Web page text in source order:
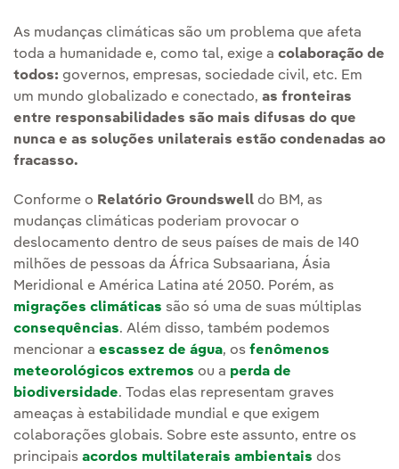
As mudanças climáticas são um problema que afeta
toda a humanidade e, como tal, exige a colaboração de
todos: governos, empresas, sociedade civil, etc. Em
um mundo globalizado e conectado, as fronteiras
entre responsabilidades são mais difusas do que
nunca e as soluções unilaterais estão condenadas ao
fracasso.
Conforme o Relatório Groundswell do BM, as
mudanças climáticas poderiam provocar o
deslocamento dentro de seus países de mais de 140
milhões de pessoas da África Subsaariana, Ásia
Meridional e América Latina até 2050. Porém, as
migrações climáticas são só uma de suas múltiplas
consequências. Além disso, também podemos
mencionar a escassez de água, os fenômenos
meteorológicos extremos ou a perda de
biodiversidade. Todas elas representam graves
ameaças à estabilidade mundial e que exigem
colaborações globais. Sobre este assunto, entre os
principais acordos multilaterais ambientais dos